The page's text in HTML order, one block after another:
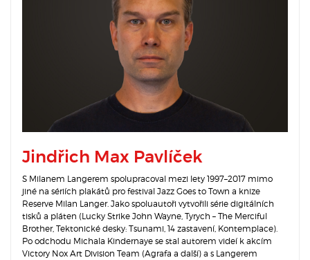
Jindřich Max Pavlíček
S Milanem Langerem spolupracoval mezi lety 1997–2017 mimo
jiné na sériích plakátů pro festival Jazz Goes to Town a knize
Reserve Milan Langer. Jako spoluautoři vytvořili série digitálních
tisků a pláten (Lucky Strike John Wayne, Tyrych – The Merciful
Brother, Tektonické desky: Tsunami, 14 zastavení, Kontemplace).
Po odchodu Michala Kindernaye se stal autorem videí k akcím
Victory Nox Art Division Team (Agrafa a další) a s Langerem